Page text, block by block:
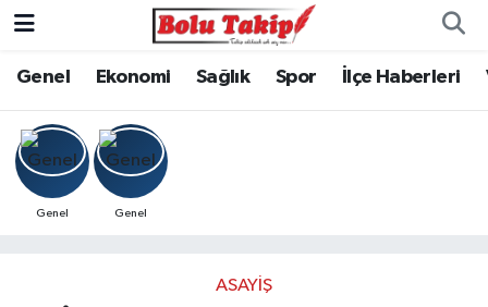
Genel Ekonomi Sağlık Spor İlçe Haberleri
Genel Genel
ASAYIŞ